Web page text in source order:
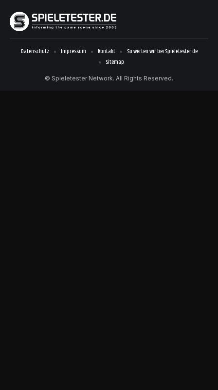
© Spieletester Network. All Rights Reserved.
Datenschutz Impressum Kontakt
So werten wir bei Spieletester.de
Sitemap